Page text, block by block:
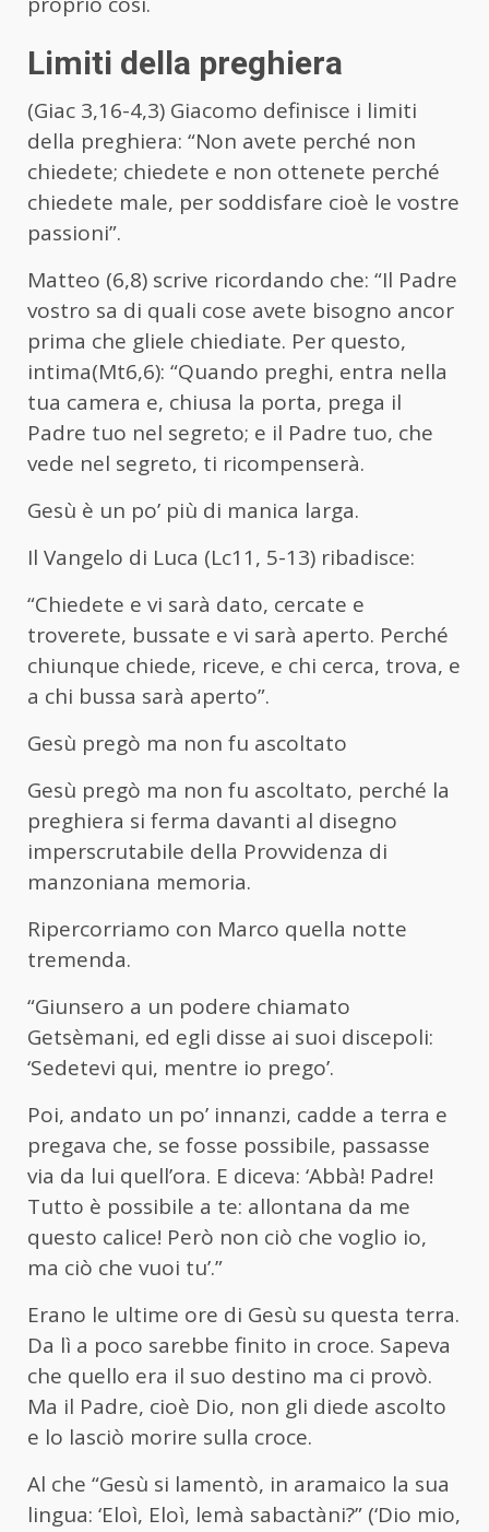
Limiti della preghiera
(Giac 3,16-4,3) Giacomo definisce i limiti
della preghiera: “Non avete perché non
chiedete; chiedete e non ottenete perché
chiedete male, per soddisfare cioè le vostre
passioni”.
Matteo (6,8) scrive ricordando che: “Il Padre
vostro sa di quali cose avete bisogno ancor
prima che gliele chiediate. Per questo,
intima(Mt6,6): “Quando preghi, entra nella
tua camera e, chiusa la porta, prega il
Padre tuo nel segreto; e il Padre tuo, che
vede nel segreto, ti ricompenserà.
Gesù è un po’ più di manica larga.
Il Vangelo di Luca (Lc11, 5-13) ribadisce:
“Chiedete e vi sarà dato, cercate e
troverete, bussate e vi sarà aperto. Perché
chiunque chiede, riceve, e chi cerca, trova, e
a chi bussa sarà aperto”.
Gesù pregò ma non fu ascoltato
Gesù pregò ma non fu ascoltato, perché la
preghiera si ferma davanti al disegno
imperscrutabile della Provvidenza di
manzoniana memoria.
Ripercorriamo con Marco quella notte
tremenda.
“Giunsero a un podere chiamato
Getsèmani, ed egli disse ai suoi discepoli:
‘Sedetevi qui, mentre io prego’.
Poi, andato un po’ innanzi, cadde a terra e
pregava che, se fosse possibile, passasse
via da lui quell’ora. E diceva: ‘Abbà! Padre!
Tutto è possibile a te: allontana da me
questo calice! Però non ciò che voglio io,
ma ciò che vuoi tu’.”
Erano le ultime ore di Gesù su questa terra.
Da lì a poco sarebbe finito in croce. Sapeva
che quello era il suo destino ma ci provò.
Ma il Padre, cioè Dio, non gli diede ascolto
e lo lasciò morire sulla croce.
Al che “Gesù si lamentò, in aramaico la sua
lingua: ‘Eloì, Eloì, lemà sabactàni?” (‘Dio mio,